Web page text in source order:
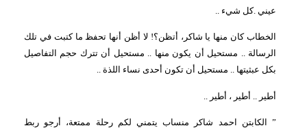
عيني .كل شيء ..
الخطاب كان منها يا شاكر، أتظن؟! لا أظن أنها تحفظ ما كتبت في تلك
الرسالة .. مستحيل أن يكون منها .. مستحيل أن تترك حجم التفاصيل
بكل عبثيتها .. مستحيل أن تكون أحدى نساء اللذة ..
أطير .. أطير ، أطير ..
” الكابتن احمد شاكر منساب يتمني لكم رحلة ممتعة، أرجو ربط